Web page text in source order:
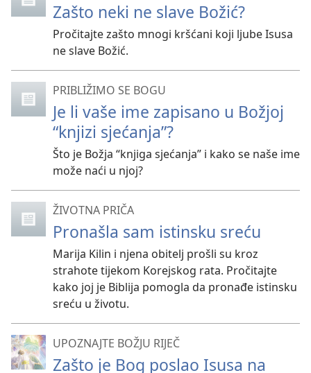
Zašto neki ne slave Božić?
Pročitajte zašto mnogi kršćani koji ljube Isusa
ne slave Božić.
PRIBLIŽIMO SE BOGU
Je li vaše ime zapisano u Božjoj
“knjizi sjećanja”?
Što je Božja “knjiga sjećanja” i kako se naše ime
može naći u njoj?
ŽIVOTNA PRIČA
Pronašla sam istinsku sreću
Marija Kilin i njena obitelj prošli su kroz
strahote tijekom Korejskog rata. Pročitajte
kako joj je Biblija pomogla da pronađe istinsku
sreću u životu.
UPOZNAJTE BOŽJU RIJEČ
Zašto je Bog poslao Isusa na